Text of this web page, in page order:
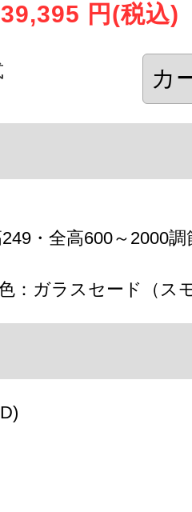
39,395 円 (税込)
・全高600～2000調
：ガラスセード（ス